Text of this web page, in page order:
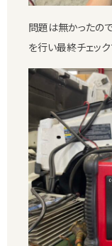
問題は無かったの
を行い最終チェック